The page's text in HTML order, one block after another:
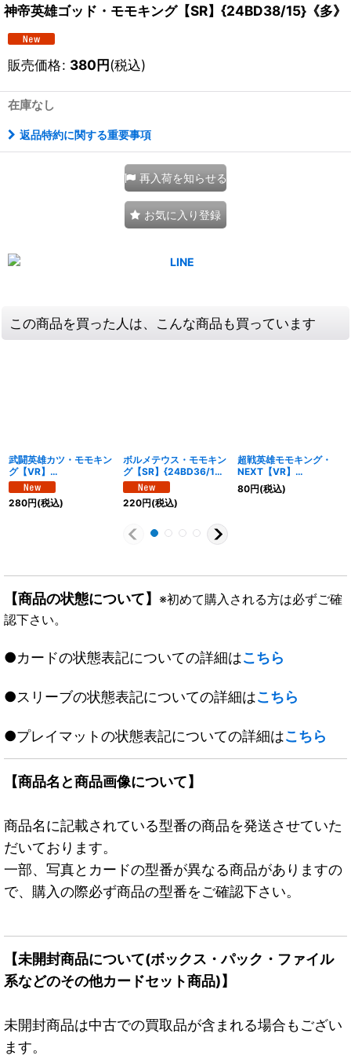
神帝英雄ゴッド・モモキング【SR】{24BD38/15}《多》
販売価格: 380円(税込)
在庫なし
返品特約に関する重要事項
再入荷を知らせる
お気に入り登録
この商品を買った人は、こんな商品も買っています
武闘英雄カツ・モモキン
グ【VR】
{24BD310/15}《自然》
280円(税込)
ボルメテウス・モモキン
グ【SR】{24BD36/15}
《火》
220円(税込)
超戦英雄モモキング・
NEXT【VR】
{24BD39/15}《火》
80円(税込)
【商品の状態について】 ※初めて購入される方は必ずご確
認下さい。
●カードの状態表記についての詳細はこちら
●スリーブの状態表記についての詳細はこちら
●プレイマットの状態表記についての詳細はこちら
【商品名と商品画像について】
商品名に記載されている型番の商品を発送させていた
だいております。
一部、写真とカードの型番が異なる商品がありますの
で、購入の際必ず商品の型番をご確認下さい。
【未開封商品について(ボックス・パック・ファイル
系などのその他カードセット商品)】
未開封商品は中古での買取品が含まれる場合もござい
ます。